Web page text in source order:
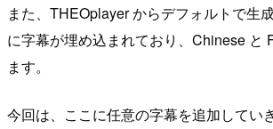
また、THEOplayer からデフォルトで生
に字幕が埋め込まれており、Chinese と
ます。
今回は、ここに任意の字幕を追加してい